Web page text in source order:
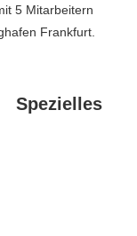
5 Mitarbeitern
Frankfurt.
Spezielles